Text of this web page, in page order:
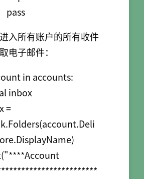
pass
入所有账户的所有收件
电子邮件：
in accounts:
inbox
=